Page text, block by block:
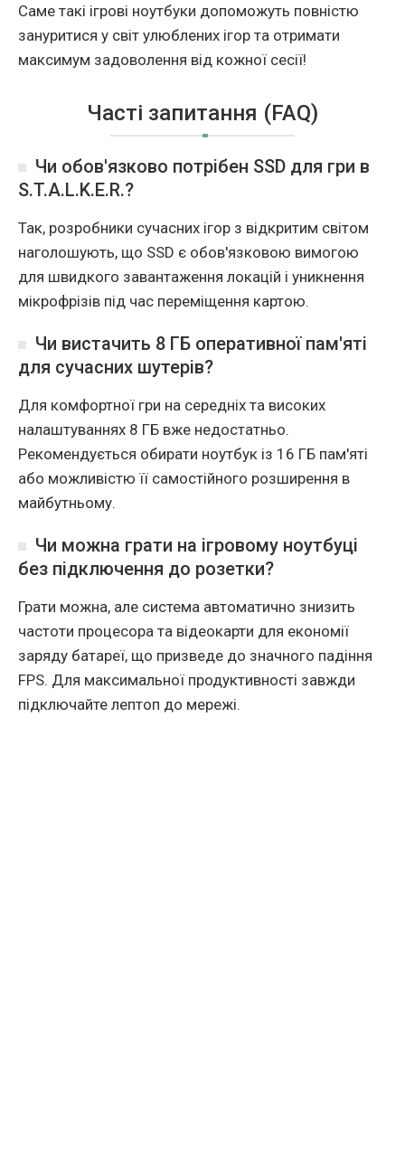
Саме такі ігрові ноутбуки допоможуть повністю
зануритися у світ улюблених ігор та отримати
максимум задоволення від кожної сесії!
Часті запитання (FAQ)
Чи обов'язково потрібен SSD для гри в
S.T.A.L.K.E.R.?
Так, розробники сучасних ігор з відкритим світом
наголошують, що SSD є обов'язковою вимогою
для швидкого завантаження локацій і уникнення
мікрофрізів під час переміщення картою.
Чи вистачить 8 ГБ оперативної пам'яті
для сучасних шутерів?
Для комфортної гри на середніх та високих
налаштуваннях 8 ГБ вже недостатньо.
Рекомендується обирати ноутбук із 16 ГБ пам'яті
або можливістю її самостійного розширення в
майбутньому.
Чи можна грати на ігровому ноутбуці
без підключення до розетки?
Грати можна, але система автоматично знизить
частоти процесора та відеокарти для економії
заряду батареї, що призведе до значного падіння
FPS. Для максимальної продуктивності завжди
підключайте лептоп до мережі.